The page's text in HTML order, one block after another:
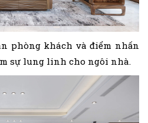
phòng khách và điểm nhấn
sự lung linh cho ngôi nhà.